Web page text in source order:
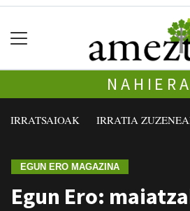
IRRATSAIOAK IRRATIA
EGUN ERO MAGAZINA
Egun Ero: